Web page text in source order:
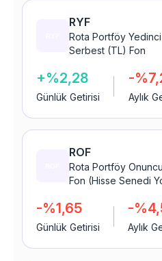
RYF
Rota Portföy
Serbest (TL) Fon
+%2,28
Günlük Getirisi
-
Aylık
ROF
Rota Portföy
Fon (Hisse Senedi
-%1,65
Günlük Getirisi
-
Aylık